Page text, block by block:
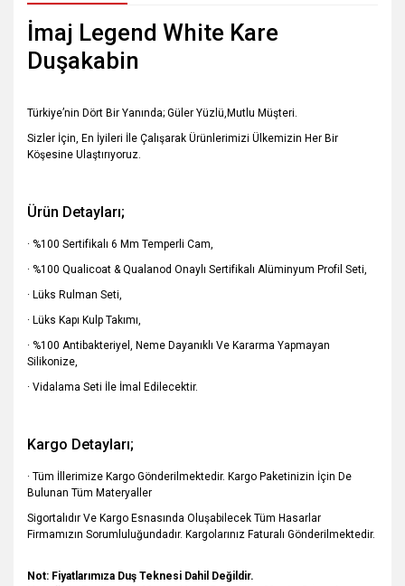
İmaj Legend White Kare
Duşakabin
Türkiye’nin Dört Bir Yanında; Güler Yüzlü,Mutlu Müşteri.
Sizler İçin, En İyileri İle Çalışarak Ürünlerimizi Ülkemizin Her Bir
Köşesine Ulaştırıyoruz.
Ürün Detayları;
· %100 Sertifikalı 6 Mm Temperli Cam,
· %100 Qualicoat & Qualanod Onaylı Sertifikalı Alüminyum Profil Seti,
· Lüks Rulman Seti,
· Lüks Kapı Kulp Takımı,
· %100 Antibakteriyel, Neme Dayanıklı Ve Kararma Yapmayan
Silikonize,
· Vidalama Seti İle İmal Edilecektir.
Kargo Detayları;
· Tüm İllerimize Kargo Gönderilmektedir. Kargo Paketinizin İçin De
Bulunan Tüm Materyaller
Sigortalıdır Ve Kargo Esnasında Oluşabilecek Tüm Hasarlar
Firmamızın Sorumluluğundadır. Kargolarınız Faturalı Gönderilmektedir.
Not: Fiyatlarımıza Duş Teknesi Dahil Değildir.